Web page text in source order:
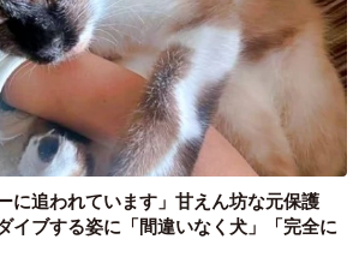
に追われています」甘えん坊な元保護
ブする姿に「間違いなく犬」「完全に